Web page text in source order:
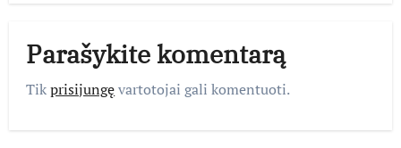
Parašykite komentarą
Tikprisijungęvartotojai gali komentuoti.